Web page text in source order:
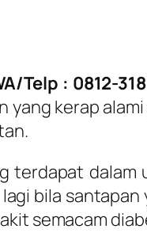
Telp : 0812-
kerap
terdapat
bila
semacam